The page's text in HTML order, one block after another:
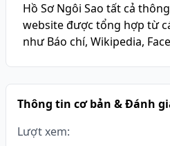
Hồ Sơ Ngôi Sao tất cả
website được tổng hợp từ
như Báo chí, Wikipedia,
Thông tin cơ bản & Đánh
Lượt xem: